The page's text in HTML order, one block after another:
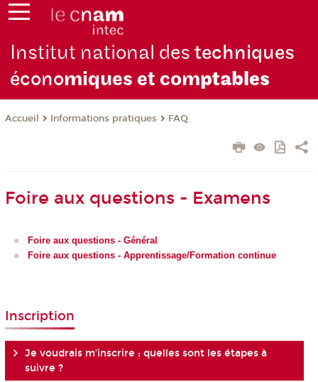
Institut national destechniques
économiques et comptables
Accueil Informations pratiques FAQ
Foire aux questions - Examens
Foire aux questions - Général
Foire aux questions - Apprentissage/Formation continue
Inscription
Je voudrais m’inscrire : quelles sont les étapes à
suivre ?